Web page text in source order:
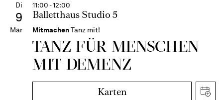
Di
9
Mär
11:00 - 12:00
Balletthaus Studio 5
MitmachenTanz mit!
TANZ FÜR MENSCHEN
MIT DEMENZ
Karten